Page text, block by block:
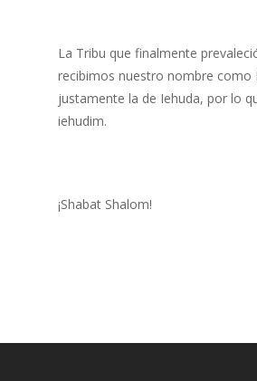
La Tribu que finalmente
recibimos nuestro nombre como
justamente la de Iehuda, por lo
iehudim.
¡Shabat Shalom!